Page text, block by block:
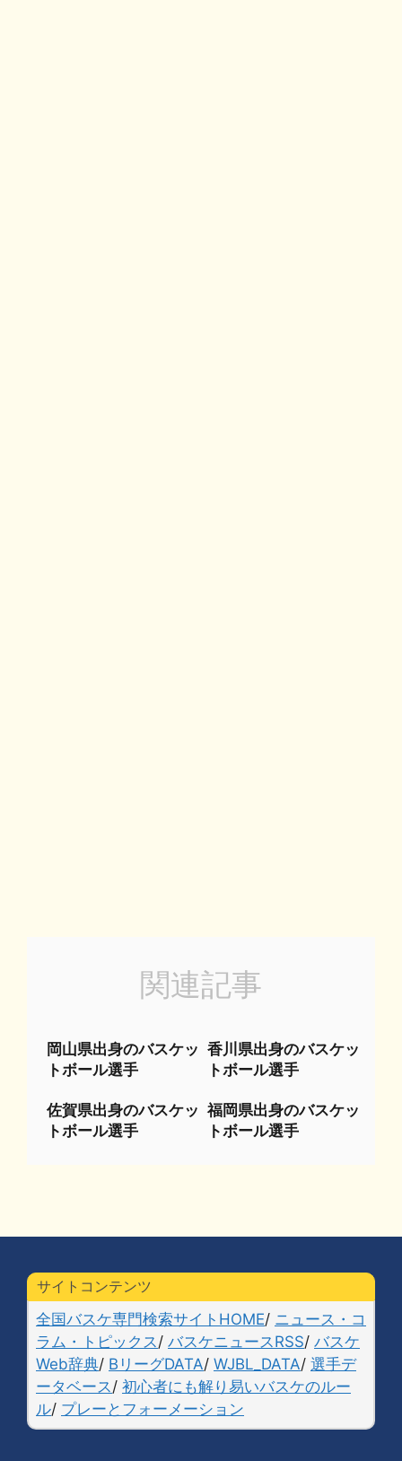
関連記事
岡山県出身のバスケッ
トボール選手
香川県出身のバスケッ
トボール選手
佐賀県出身のバスケッ
トボール選手
福岡県出身のバスケッ
トボール選手
サイトコンテンツ
全国バスケ専門検索サイトHOME/ ニュース・コ
ラム・トピックス / バスケニュースRSS/ バスケ
Web辞典/ BリーグDATA/ WJBL_DATA/ 選手デ
ータベース / 初心者にも解り易いバスケのルー
ル/ プレーとフォーメーション